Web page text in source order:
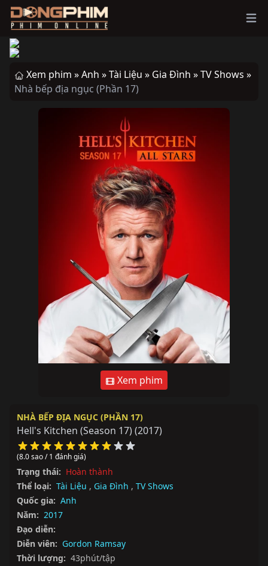
Xem phim »Anh »Tài Liệu » Gia Đình »TV Shows »
Nhà bếp địa ngục (Phần 17)
Xem phim
NHÀ BẾP ĐỊA NGỤC (PHẦN 17)
Hell's Kitchen (Season 17)(2017)
(8.0 sao / 1 đánh giá)
Trạng thái: Hoàn thành
Thể loại: Tài Liệu , Gia Đình , TV Shows
Quốc gia: Anh
Năm: 2017
Đạo diễn:
Diễn viên: Gordon Ramsay
Thời lượng: 43phút/tập